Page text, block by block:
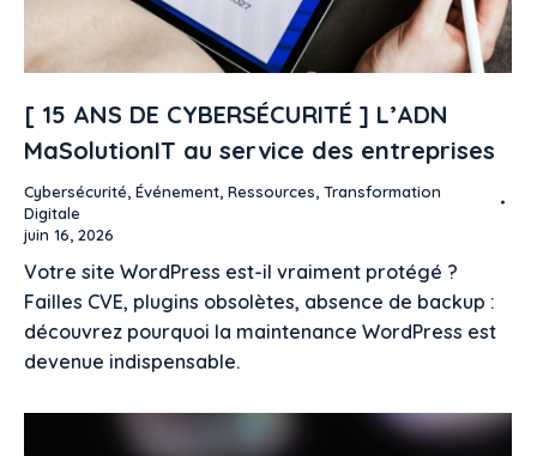
[ 15 ANS DE CYBERSÉCURITÉ ] L’ADN
MaSolutionIT au service des entreprises​
Cybersécurité, Événement, Ressources, Transformation
Digitale
juin 16, 2026
Votre site WordPress est-il vraiment protégé ?
Failles CVE, plugins obsolètes, absence de backup :
découvrez pourquoi la maintenance WordPress est
devenue indispensable.